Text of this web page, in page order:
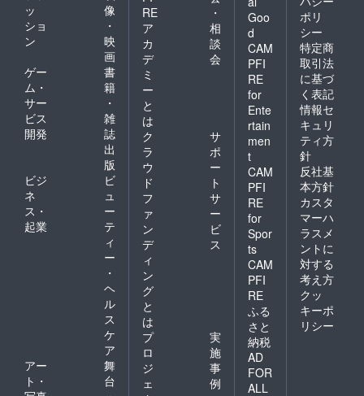
ッ
ショ
ン
像
・
映
画
ゲー
ム・
サー
ビス
開発
書
籍
・
雑
誌
出
版
ビジ
ネ
ス・
起業
ビ
ュ
ー
テ
ィ
ー
・
ヘ
ル
ス
ケ
ア
アー
ト・
舞
台
RE
ア
カ
デ
ミ
ー
と
は
・
相
談
会
ク
ラ
ウ
ド
フ
ァ
ン
デ
ィ
ン
グ
と
は
サ
ポ
ー
ト
サ
ー
ビ
ス
プ
ロ
ジ
ェ
実
施
事
例
Goo
d
CAM
PFI
RE
for
Ente
rtain
men
t
CAM
PFI
RE
for
Spor
ts
CAM
PFI
RE
ふる
さと
納税
AD
FOR
ALL
ポリ
シー
特定商
取引法
に基づ
く表記
情報セ
キュリ
ティ方
針
反社基
本方針
カスタ
マーハ
ラスメ
ントに
対する
考え方
クッ
キーポ
リシー